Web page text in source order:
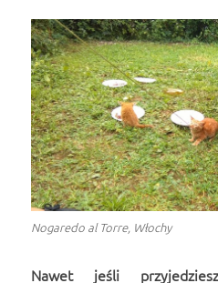
Nogaredo al Torre, Włochy
Nawet jeśli